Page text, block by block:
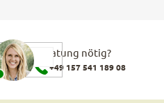
Beratung nötig?
+49 157 541 189 08